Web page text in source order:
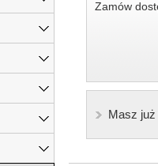
Zamów
Masz